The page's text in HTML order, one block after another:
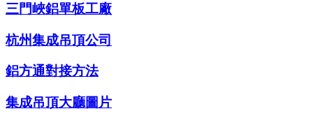
三門峽鋁單板工廠
杭州集成吊頂公司
鋁方通對接方法
集成吊頂大廳圖片